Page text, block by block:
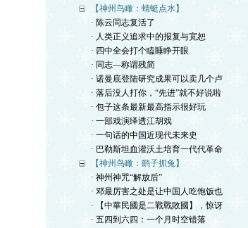
【神州鸟瞰：蜻蜓点水】
· 陈云同志复活了
· 人类正义追求中的报复与宽恕
· 四中全会打个瞌睡睁开眼
· 同志—称谓残简
· 诺曼底登陆研究成果可以卖几个卢
· 落后没人打你，“先进”就不好说啦
· 包子这条最新最高指示很好玩
· 一部戏演绎透江胡戏
· 一句话的中国近现代未来史
· 巴勒斯坦血灌沃土培育一代代革命
【神州鸟瞰：鹞子抓兔】
· 神州神咒“解放后”
· 邓最厉害之处是让中国人吃饱饭也
· 【中華民國是二戰戰敗國】，惊讶
· 五四到六四：一个月时空错落